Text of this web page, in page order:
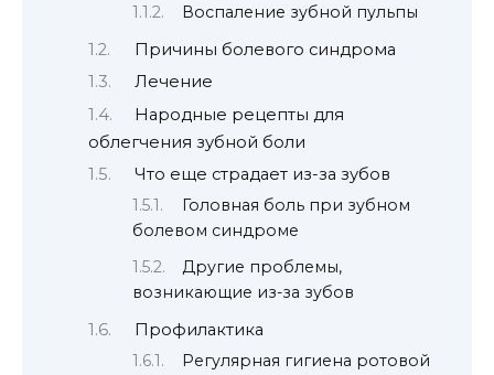
Воспаление зубной пульпы
Причины болевого синдрома
Лечение
Народные рецепты для
облегчения зубной боли
Что еще страдает из-за зубов
Головная боль при зубном
болевом синдроме
Другие проблемы,
возникающие из-за зубов
Профилактика
Регулярная гигиена ротовой